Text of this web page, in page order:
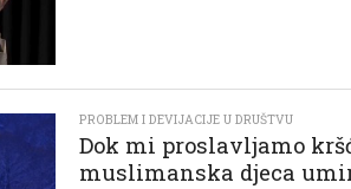
PROBLEM I DEVIJACIJE U DRUŠTVU
Dok mi proslavljamo
muslimanska djeca